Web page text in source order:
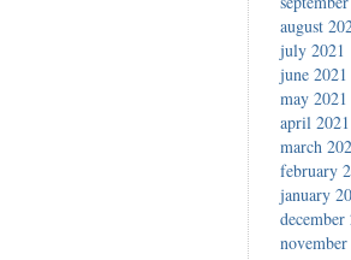
august
july 2021
june 2021
may 2021
april 2021
march
february
january
december